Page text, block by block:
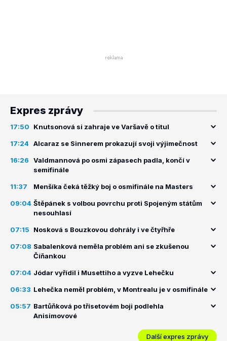
Expres zprávy
17:50 Knutsonová si zahraje ve Varšavě o titul
17:24 Alcaraz se Sinnerem prokazují svoji výjimečnost
16:26
Valdmannová po osmi zápasech padla, končí v
semifinále
11:37 Menšíka čeká těžký boj o osmifinále na Masters
09:04 Štěpánek s volbou povrchu proti Spojeným státům
nesouhlasí
07:15 Nosková s Bouzkovou dohrály i ve čtyřhře
07:08 Sabalenková neměla problém ani se zkušenou
Číňankou
07:04 Jódar vyřídil i Musettiho a vyzve Lehečku
06:33 Lehečka neměl problém, v Montrealu je v osmifinále
05:57 Bartůňková po třísetovém boji podlehla
Anisimovové
Další expres zprávy